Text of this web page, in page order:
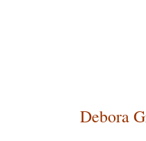
Debora